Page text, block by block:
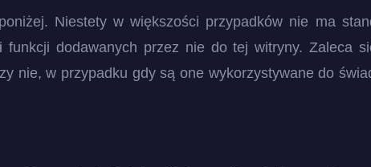
Niestety w większości przypadków nie ma
funkcji dodawanych przez nie do tej witryny. Zaleca
nie, w przypadku gdy są one wykorzystywane do